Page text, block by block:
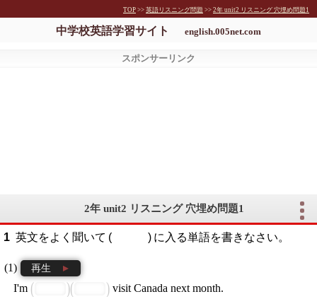
TOP >> 英語リスニング問題 >> 2年 unit2 リスニング 穴埋め問題1
中学校英語学習サイト english.005net.com
2年 unit2 リスニング 穴埋め問題1
英文をよく聞いて に入る単語を書きなさい。
再生
I'm visit Canada next month.